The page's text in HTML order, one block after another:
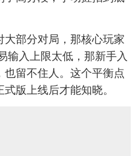
部分对局，那核心玩家
输入上限太低，那新手入
留不住人。这个平衡点
版上线后才能知晓。